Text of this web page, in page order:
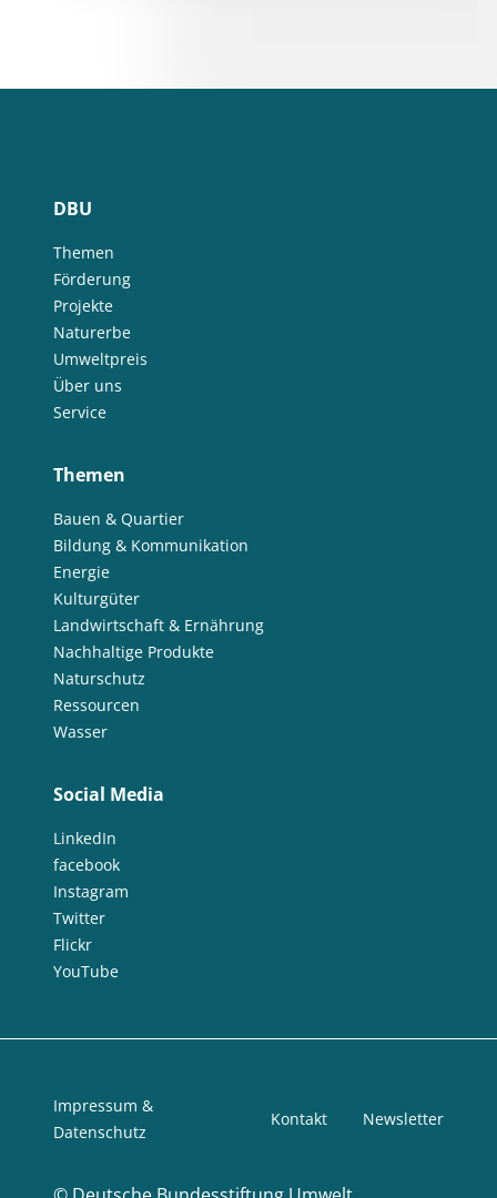
DBU
Themen
Förderung
Projekte
Naturerbe
Umweltpreis
Über uns
Service
Themen
Bauen & Quartier
Bildung & Kommunikation
Energie
Kulturgüter
Landwirtschaft & Ernährung
Nachhaltige Produkte
Naturschutz
Ressourcen
Wasser
Social Media
LinkedIn
facebook
Instagram
Twitter
Flickr
YouTube
Impressum &
Datenschutz
Kontakt Newsletter